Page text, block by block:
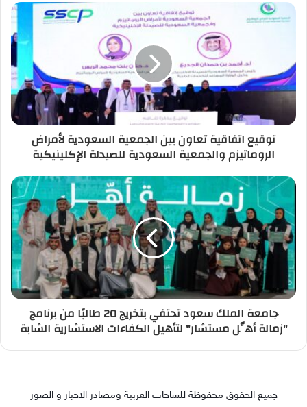
توقيع اتفاقية تعاون بين الجمعية السعودية لأمراض
الروماتيزم والجمعية السعودية للصيدلة الإكلينيكية
جامعة الملك سعود تحتفي بتخريج 20 طالبًا من برنامج
"زمالة أهِّل مستشار" لتأهيل الكفاءات الاستشارية الشابة
جميع الحقوق محفوظة للساحات العربية ومصادر الاخبار و الصور